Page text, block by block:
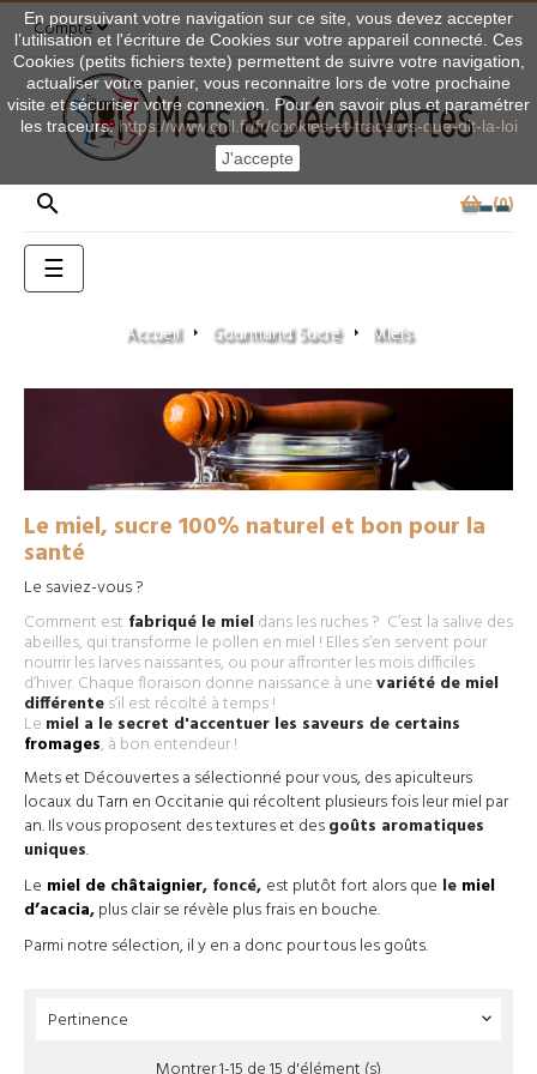
Compte
 0
Basculer
la
navigation
☰
Accueil Gourmand Sucré Miels
Le miel, sucre 100% naturel et bon pour la
santé
Le saviez-vous ?
Comment est fabriqué le mieldans les ruches ? C’est la salive des
abeilles, qui transforme le pollen en miel ! Elles s’en servent pour
nourrir les larves naissantes, ou pour affronter les mois difficiles
d’hiver. Chaque floraison donne naissance à unevariété de miel
différentes’il est récolté à temps !
Le miel a le secret d'accentuer les saveurs de certains
fromages, à bon entendeur !
Mets et Découvertes a sélectionné pour vous, des apiculteurs
locaux du Tarn en Occitanie qui récoltent plusieurs fois leur miel par
an. Ils vous proposent des textures et desgoûts aromatiques
uniques.
Le miel de châtaignier, foncé, est plutôt fort alors que le miel
d’acacia,plus clair se révèle plus frais en bouche.
Parmi notre sélection, il y en a donc pour tous les goûts.
Pertinence 
En poursuivant votre navigation sur ce site, vous devez accepter
l’utilisation et l'écriture de Cookies sur votre appareil connecté. Ces
Cookies (petits fichiers texte) permettent de suivre votre navigation,
actualiser votre panier, vous reconnaitre lors de votre prochaine
visite et sécuriser votre connexion. Pour en savoir plus et paramétrer
les traceurs: https://www.cnil.fr/fr/cookies-et-traceurs-que-dit-la-loi
J'accepte